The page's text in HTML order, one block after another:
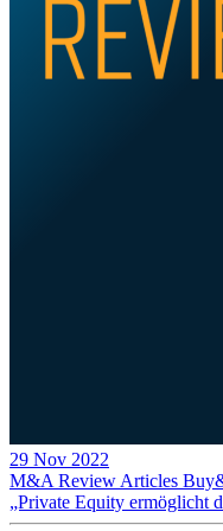
29 Nov 2022
M&A Review Articles
„Private Equity ermöglicht